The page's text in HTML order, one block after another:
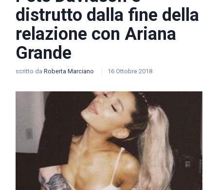
distrutto dalla fine della
relazione con Ariana
Grande
scritto da Roberta Marciano 16 Ottobre 2018